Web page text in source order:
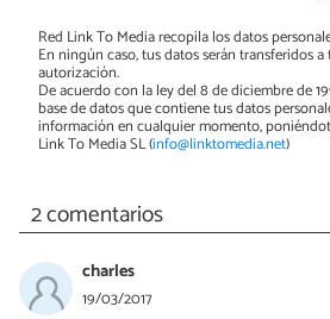
Red Link To Media recopila los datos
En ningún caso, tus datos serán transferidos
autorización.
De acuerdo con la ley del 8 de diciembre de
base de datos que contiene tus datos
información en cualquier momento,
Link To Media SL (info@linktomedia.net)
2 comentarios
charles
19/03/2017